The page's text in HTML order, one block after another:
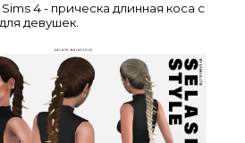
4 - прическа длинная коса с
девушек.